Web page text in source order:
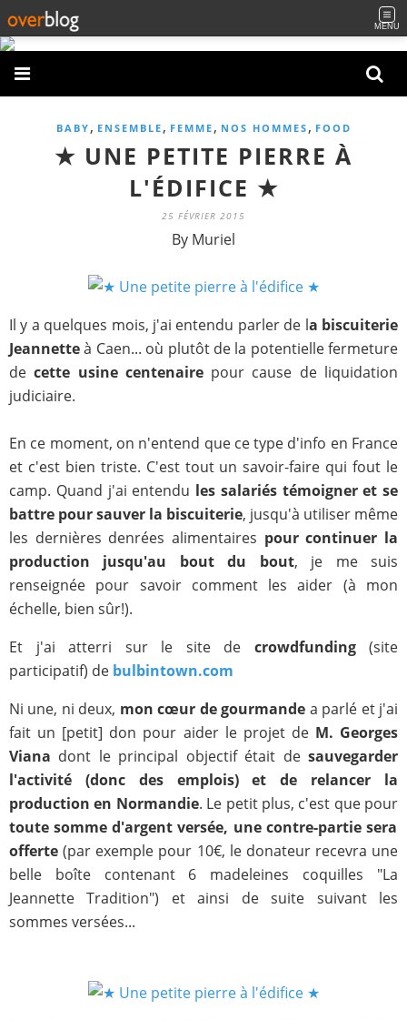
MENU
BABY , ENSEMBLE , FEMME , NOS HOMMES , FOOD
★ UNE PETITE PIERRE À
L'ÉDIFICE ★
25 FÉVRIER 2015
By Muriel
Il y a quelques mois, j'ai entendu parler de la biscuiterie
Jeannetteà Caen... où plutôt de la potentielle fermeture
decette usine centenairepour cause de liquidation
judiciaire.
En ce moment, on n'entend que ce type d'info en France
et c'est bien triste. C'est tout un savoir-faire qui fout le
camp. Quand j'ai entendu les salariés témoigner et se
battre pour sauver la biscuiterie, jusqu'à utiliser même
les dernières denrées alimentaires pour continuer la
production jusqu'au bout du bout, je me suis
renseignée pour savoir comment les aider (à mon
échelle, bien sûr!).
Et j'ai atterri sur le site de crowdfunding(site
participatif) de bulbintown.com
Ni une, ni deux, mon cœur de gourmande a parlé et j'ai
fait un [petit] don pour aider le projet de M. Georges
Viana dont le principal objectif était de sauvegarder
l'activité (donc des emplois)
et
de relancer la
production en Normandie. Le petit plus, c'est que pour
toute somme d'argent versée, une contre-partie sera
offerte(par exemple pour 10€, le donateur recevra une
belle boîte contenant 6 madeleines coquilles "La
Jeannette Tradition") et ainsi de suite suivant les
sommes versées...